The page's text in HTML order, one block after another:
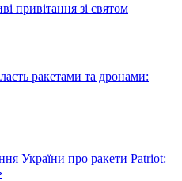
привітання зі святом
ракетами та дронами:
України про ракети Patriot: